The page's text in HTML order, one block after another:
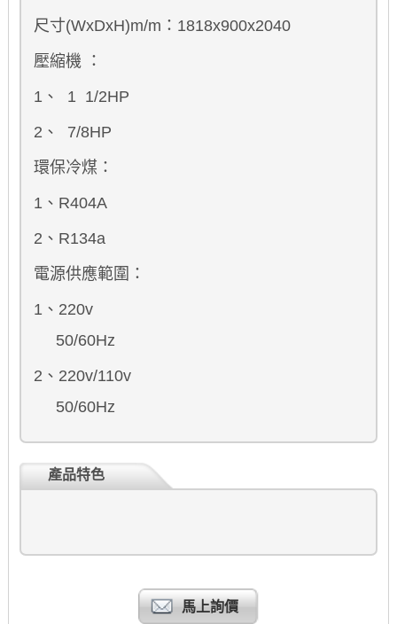
尺寸(WxDxH)m/m：1818x900x2040
壓縮機 ：
1、 1 1/2HP
2、 7/8HP
環保冷煤：
1、R404A
2、R134a
電源供應範圍：
1、220v
50/60Hz
2、220v/110v
50/60Hz
產品特色
馬上詢價